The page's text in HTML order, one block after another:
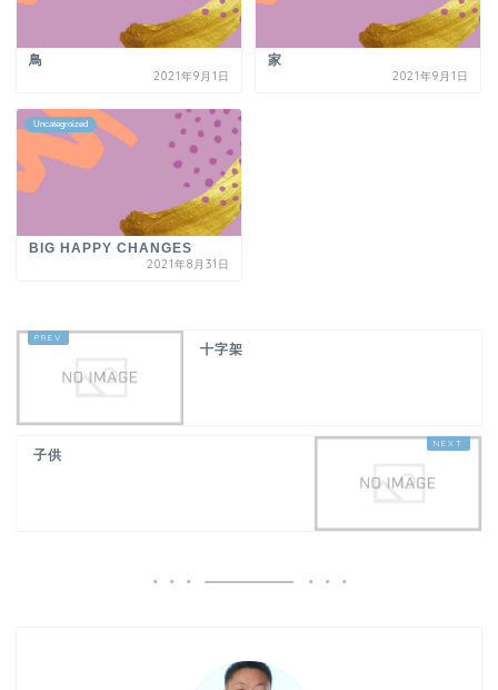
鳥
2021年9月1日
家
2021年9月1日
Uncategroized
BIG HAPPY CHANGES
2021年8月31日
十字架
子供